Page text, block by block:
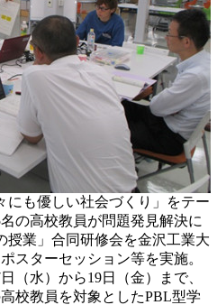
にも優しい社会づくり」をテー
の高校教員が問題発見解決に
授業」合同研修会を金沢工業大
スターセッション等を実施。
（水）から19日（金）まで、
校教員を対象としたPBL型学